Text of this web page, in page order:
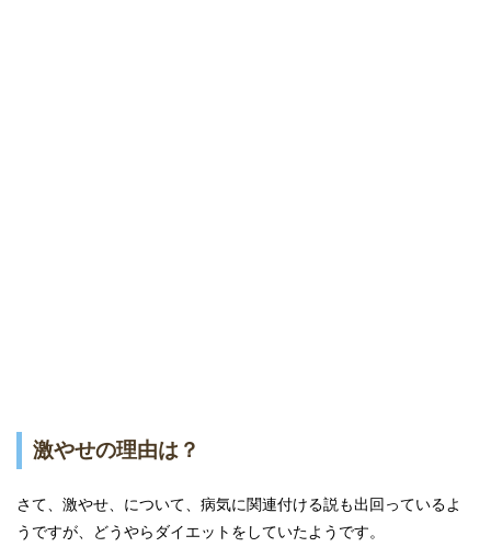
激やせの理由は？
さて、激やせ、について、病気に関連付ける説も出回っているよ
うですが、どうやらダイエットをしていたようです。